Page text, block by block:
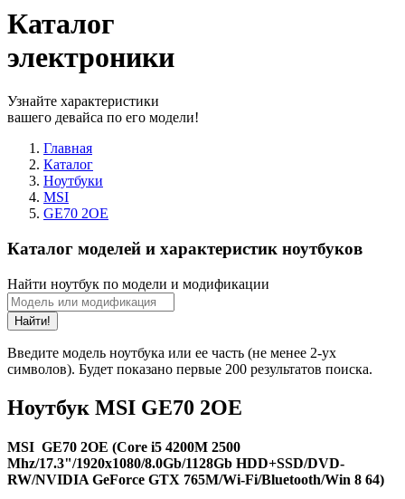
Каталог
электроники
Узнайте характеристики
вашего девайса по его модели!
Главная
Каталог
Ноутбуки
MSI
GE70 2OE
Каталог моделей и характеристик ноутбуков
Найти ноутбук по модели и модификации
Найти!
Введите модель ноутбука или ее часть (не менее 2-ух
символов). Будет показано первые 200 результатов поиска.
Ноутбук MSI GE70 2OE
MSI GE70 2OE (Core i5 4200M 2500
Mhz/17.3"/1920x1080/8.0Gb/1128Gb HDD+SSD/DVD-
RW/NVIDIA GeForce GTX 765M/Wi-Fi/Bluetooth/Win 8 64)